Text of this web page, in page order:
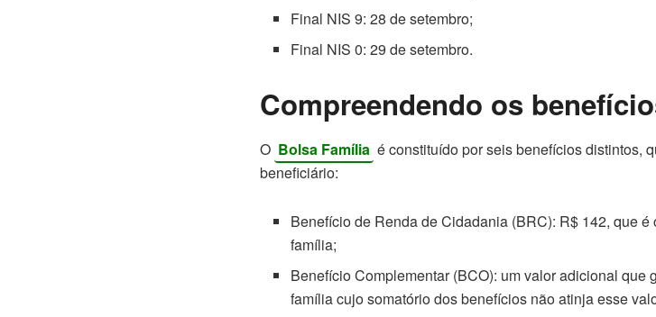
Final NIS 9: 28 de setembro;
Final NIS 0: 29 de setembro.
Compreendendo os
O Bolsa Família é constituído por seis benefícios distintos,
beneficiário:
Benefício de Renda de Cidadania (BRC): R$ 142, que
família;
Benefício Complementar (BCO): um valor adicional que
família cujo somatório dos benefícios não atinja esse